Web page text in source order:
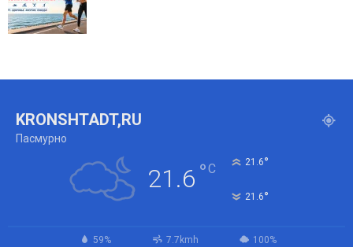
KRONSHTADT,RU
Пасмурно
21.6 °C 21.6°
21.6°
59% 7.7kmh 100%